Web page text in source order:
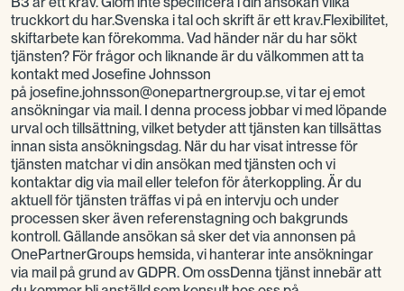
truckkort du har.Svenska i tal och skrift är ett krav.Flexibilitet,
skiftarbete kan förekomma. Vad händer när du har sökt
tjänsten? För frågor och liknande är du välkommen att ta
kontakt med Josefine Johnsson
på josefine.johnsson@onepartnergroup.se, vi tar ej emot
ansökningar via mail. I denna process jobbar vi med löpande
urval och tillsättning, vilket betyder att tjänsten kan tillsättas
innan sista ansökningsdag. När du har visat intresse för
tjänsten matchar vi din ansökan med tjänsten och vi
kontaktar dig via mail eller telefon för återkoppling. Är du
aktuell för tjänsten träffas vi på en intervju och under
processen sker även referenstagning och bakgrunds
kontroll. Gällande ansökan så sker det via annonsen på
OnePartnerGroups hemsida, vi hanterar inte ansökningar
via mail på grund av GDPR. Om ossDenna tjänst innebär att